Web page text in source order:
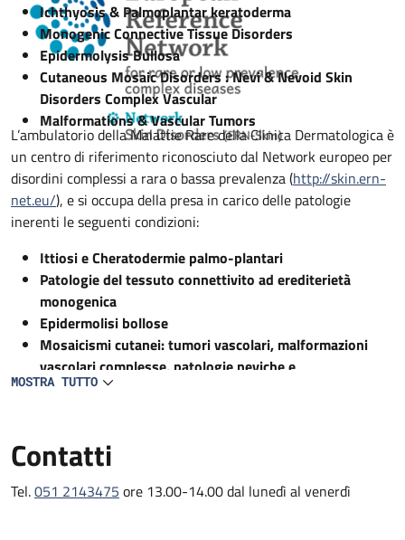
Ichthyosis & Palmoplantar keratoderma
Monogenic Connective Tissue Disorders
Epidermolysis Bullosa
Cutaneous Mosaic Disorders : Nevi & Nevoid Skin
Disorders Complex Vascular
Malformations & Vascular Tumors
L’ambulatorio della Malattie Rare della Clinica Dermatologica è
un centro di riferimento riconosciuto dal Network europeo per
disordini complessi a rara o bassa prevalenza (http://skin.ern-
net.eu/), e si occupa della presa in carico delle patologie
inerenti le seguenti condizioni:
Ittiosi e Cheratodermie palmo-plantari
Patologie del tessuto connettivito ad erediterietà
monogenica
Epidermolisi bollose
Mosaicismi cutanei: tumori vascolari, malformazioni
vascolari complesse, patologie neviche e
amartomatose.
MOSTRA TUTTO
Contatti
Tel.051 2143475 ore 13.00-14.00 dal lunedì al venerdì